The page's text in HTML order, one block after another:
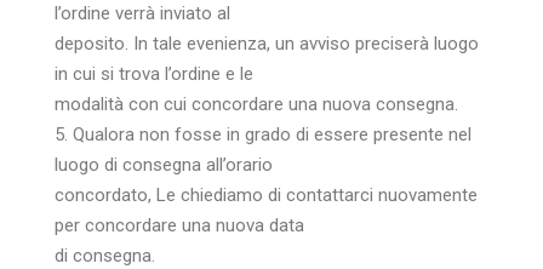
l’ordine verrà inviato al
deposito. In tale evenienza, un avviso preciserà luogo
in cui si trova l’ordine e le
modalità con cui concordare una nuova consegna.
5. Qualora non fosse in grado di essere presente nel
luogo di consegna all’orario
concordato, Le chiediamo di contattarci nuovamente
per concordare una nuova data
di consegna.